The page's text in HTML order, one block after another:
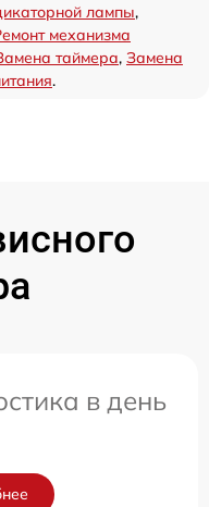
лампы,
механизма
таймера, Замена
.
в день